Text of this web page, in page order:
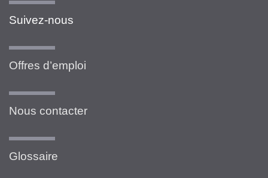
Suivez-nous
Offres d’emploi
Nous contacter
Glossaire